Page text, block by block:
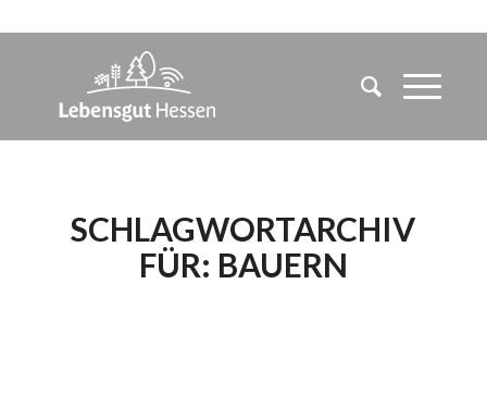
SCHLAGWORTARCHIV
FÜR: BAUERN